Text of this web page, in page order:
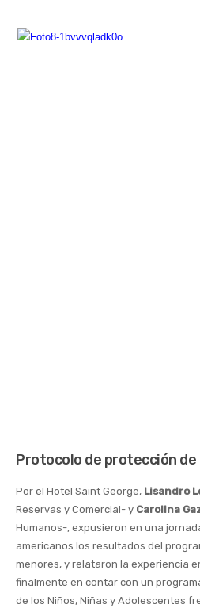
Protocolo de protección de
Por el Hotel Saint George, Lisandro
Reservas y Comercial- y Carolina
Humanos-, expusieron en una
americanos los resultados del
menores, y relataron la experiencia
finalmente en contar con un
de los Niños, Niñas y Adolescentes